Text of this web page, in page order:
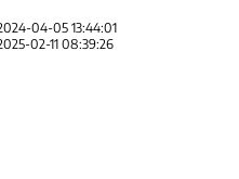
04-05 13:44:01
02-11 08:39:26